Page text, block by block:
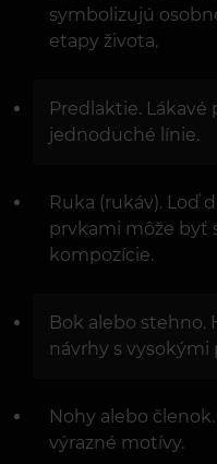
symbolizujú
etapy života.
Predlaktie.
jednoduché línie.
Ruka (rukáv). Loď
prvkami môže byť
kompozície.
Bok alebo stehno.
návrhy s vysokými
Nohy alebo
výrazné motívy.